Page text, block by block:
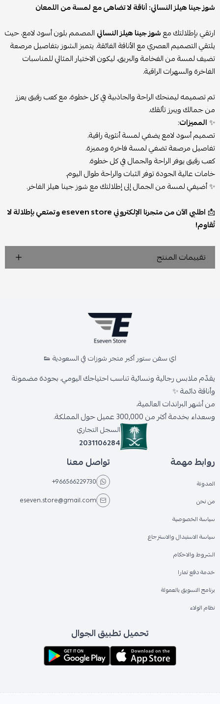
شوز جينا هيلز النسائي: أناقة لا تضاهى مع لمسة من اللمعان
ارتقي بإطلالتك معشوز جينا هيلز النسائي المصمم بلون أسود لامع، حيث
يلتقي التصميم العصري مع الأناقة الفائقة. يتميز الشوز بتفاصيل مرصعة
تضيف لمسة من الفخامة والبريق، ليكون الاختيار المثالي للمناسبات
الفاخرة والسهرات الراقية.
تم تصميمه ليمنحك الراحة والجاذبية في كل خطوة، مع كعب رقيق يعزز
من جمالك ويبرز تألقك.
✨المميزات:
تصميم أسود لامع يضفي لمسة أنثوية راقية.
تفاصيل مرصعة تضفي لمسة فاخرة ومميزة.
كعب رقيق يوفر الراحة والجمال في كل خطوة.
خامات عالية الجودة توفر الثبات والراحة طوال اليوم.
✨ أضيفي لمسة من الجمال إلى إطلالتك مع شوز جينا هيلز الفاخر.
📩
اطلبي الآن من متجرنا الإلكتروني eseven store وتمتعي بإطلالة لا
تُقاوم!
تقييمات المنتج
اي سفن ستور أكبر متجر شوزات في السعودية 👟
يقدّم ملابس رجالية ونسائية تناسب احتياجك اليومي، بجودة مضمونة
وأناقة دائمة ✨
من أشهر البراندات العالمية،
وسعداء بخدمة أكثر من 300,000 عميل حول المملكة.
السجل التجاري
2031106284
روابط مهمة
المدونة
من نحن
سياسة الخصوصية
سياسة الاستبدال والاسترجاع
الشروط والاحكام
خدمة دفع تمارا
برنامج التسويق بالعمولة
نظام الولاء
تواصل معنا
+966566229730
eseven.store@gmail.com
تحميل تطبيق الجوال